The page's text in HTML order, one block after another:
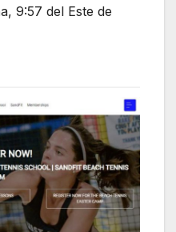
9:57 del Este de